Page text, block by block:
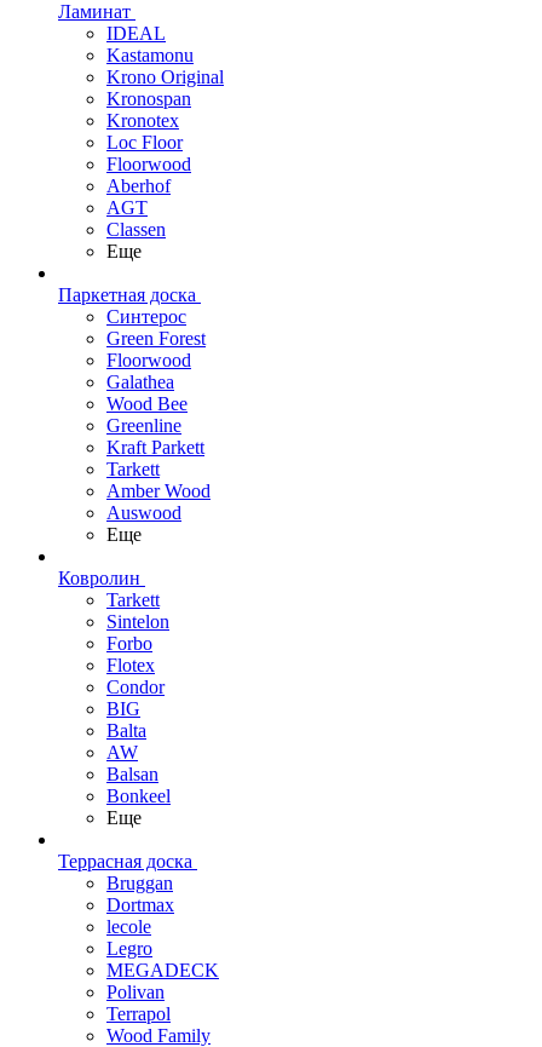
Ламинат
IDEAL
Kastamonu
Krono Original
Kronospan
Kronotex
Loc Floor
Floorwood
Aberhof
AGT
Classen
Еще
Паркетная доска
Синтерос
Green Forest
Floorwood
Galathea
Wood Bee
Greenline
Kraft Parkett
Tarkett
Amber Wood
Auswood
Еще
Ковролин
Tarkett
Sintelon
Forbo
Flotex
Condor
BIG
Balta
AW
Balsan
Bonkeel
Еще
Террасная доска
Bruggan
Dortmax
lecole
Legro
MEGADECK
Polivan
Terrapol
Wood Family